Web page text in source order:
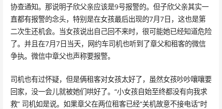
协查通知。那说明子欣父亲应该是9号报警的。但子欣父亲其实一
直都有报警的念头，特别是在女孩最后出现的7月7日，这也是第
二次生还机会。当女孩说出自己回不来时，很可能她已经知道危险
了。并且在7月7日当天，网约车司机也听到了章父和租客的微信
争执。微信中章父也声称要报警。
司机也有过怀疑，但是俩租客对女孩太好了，虽然女孩吵吵嚷嚷要
回家，没一会儿就被她们哄好了。“小女孩自始至终都没有向我求
救” 司机如是说。如果章父在两位租客已经“关机故意不接电话”时